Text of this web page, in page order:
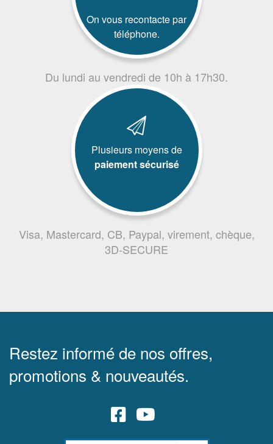
On vous recontacte par
téléphone.
Du lundi au vendredi de 10h à 17h30.
Plusieurs moyens de
paiement sécurisé
Visa, Mastercard, CB, Paypal, virement, chèque,
3D-SECURE
Restez informé de nos offres,
promotions & nouveautés.